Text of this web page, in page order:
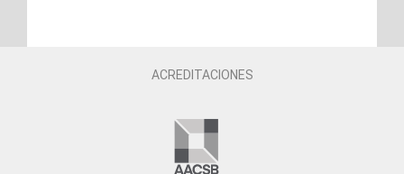
ACREDITACIONES